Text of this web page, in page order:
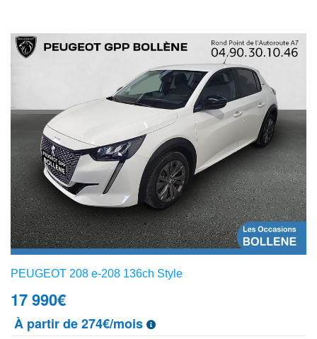
PEUGEOT 208 e-208 136ch Style
17 990€
À partir de 274€/mois